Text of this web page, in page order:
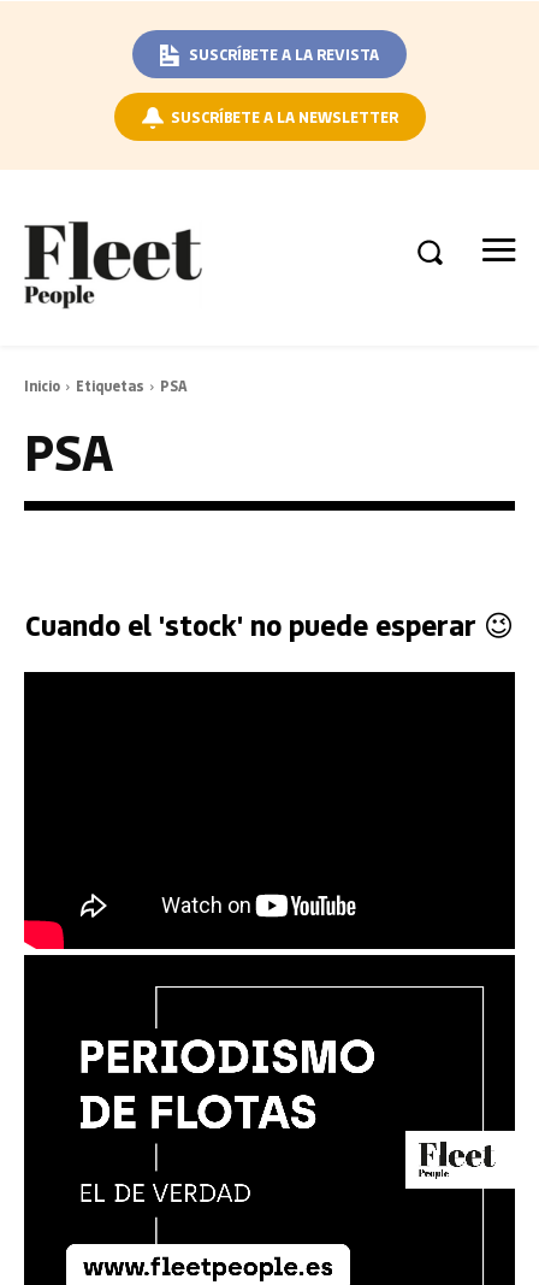
SUSCRÍBETE A LA REVISTA
SUSCRÍBETE A LA NEWSLETTER
Inicio Etiquetas PSA
PSA
Cuando el 'stock' no puede esperar 😉